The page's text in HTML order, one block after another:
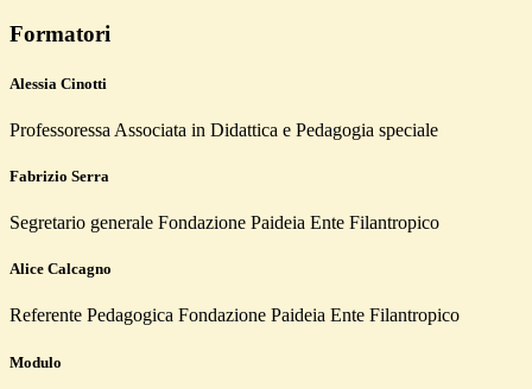
Formatori
Alessia Cinotti
Professoressa Associata in Didattica e Pedagogia speciale
Fabrizio Serra
Segretario generale Fondazione Paideia Ente Filantropico
Alice Calcagno
Referente Pedagogica Fondazione Paideia Ente Filantropico
Modulo